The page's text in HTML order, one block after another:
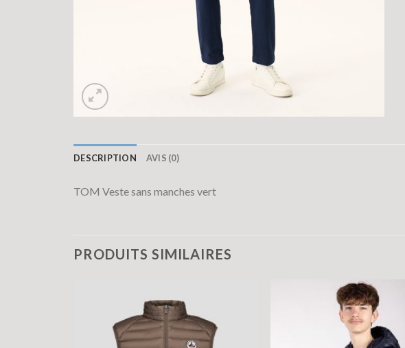
DESCRIPTION AVIS (0)
TOM Veste sans manches vert
PRODUITS SIMILAIRES